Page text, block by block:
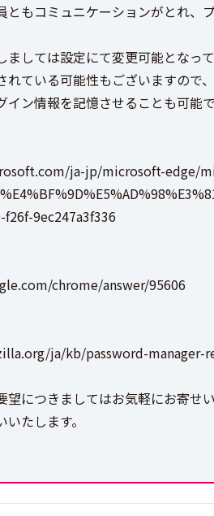
ともコミュニケーションがとれ、
ましては設定にて変更可能となっ
れている可能性もございますので
イン情報を記憶させることも可能
ja-jp/microsoft-edge/
9ec247a3f336
chrome/answer/95606
ja/kb/password-manager-
につきましてはお気軽にお寄せ
たします。